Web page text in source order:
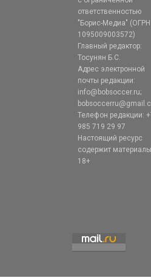
ответственностью
"Борис-Медиа" (ОГРН
1095009003572)
Главный редактор:
Тосунян Б.С.
Адрес электронной
почты редакции:
info@bobsoccer.ru;
Телефон редакции:
985 719 29 97
Настоящий ресурс
содержит
18+